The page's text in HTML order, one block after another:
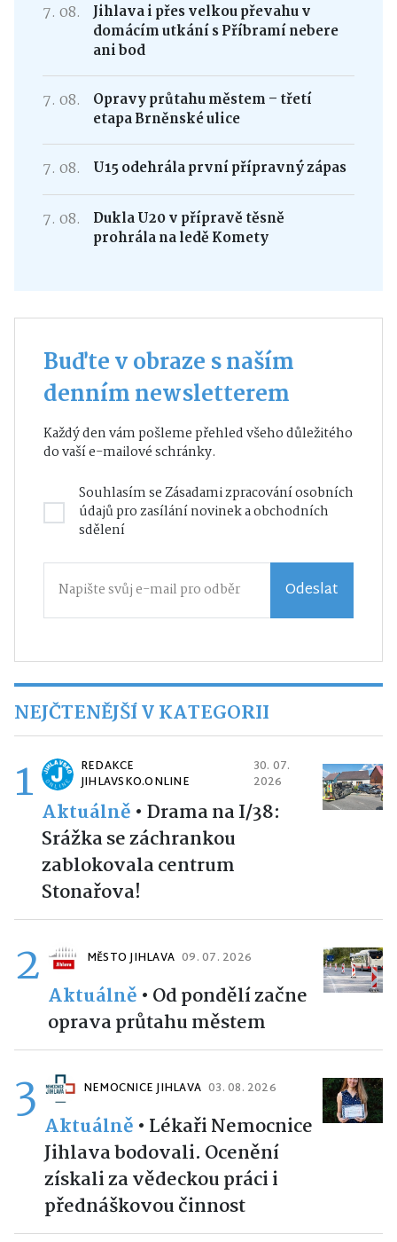
7. 08.
Jihlava i přes velkou převahu v
domácím utkání s Příbramí nebere
ani bod
7. 08.
Opravy průtahu městem – třetí
etapa Brněnské ulice
7. 08. U15 odehrála první přípravný zápas
7. 08.
Dukla U20 v přípravě těsně
prohrála na ledě Komety
Buďte v obraze s naším
denním newsletterem
Každý den vám pošleme přehled všeho důležitého
do vaší e-mailové schránky.
Souhlasím seZásadami zpracování osobních
údajůpro zasílání novinek a obchodních
sdělení
Odeslat
NEJČTENĚJŠÍ V KATEGORII
1
REDAKCE
JIHLAVSKO.ONLINE
30. 07.
2026
Aktuálně • Drama na I/38:
Srážka se záchrankou
zablokovala centrum
Stonařova!
2 MĚSTO JIHLAVA 09. 07. 2026
Aktuálně • Od pondělí začne
oprava průtahu městem
3 NEMOCNICE JIHLAVA 03. 08. 2026
Aktuálně • Lékaři Nemocnice
Jihlava bodovali. Ocenění
získali za vědeckou práci i
přednáškovou činnost